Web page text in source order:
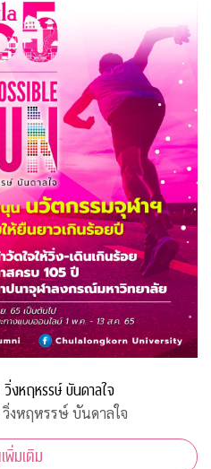
วิ่งหฤหรรษ์ บันดาลใจ
วิ่งหฤหรรษ์ บันดาลใจ
พิ่มเติม